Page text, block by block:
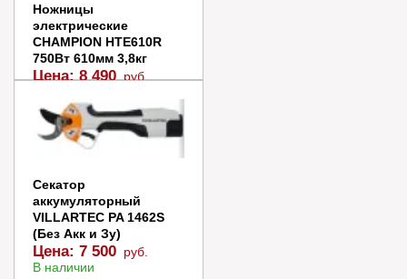
Ножницы
электрические
CHAMPION HTE610R
750Вт 610мм 3,8кг
Цена:8 490 руб.
В корзину
Купить в 1 клик
Секатор
аккумуляторный
VILLARTEC PA 1462S
(Без Акк и Зу)
Цена: 7 500 руб.
В наличии